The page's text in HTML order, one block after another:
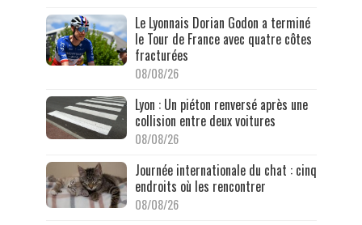
Le Lyonnais Dorian Godon a terminé
le Tour de France avec quatre côtes
fracturées
08/08/26
Lyon : Un piéton renversé après une
collision entre deux voitures
08/08/26
Journée internationale du chat : cinq
endroits où les rencontrer
08/08/26